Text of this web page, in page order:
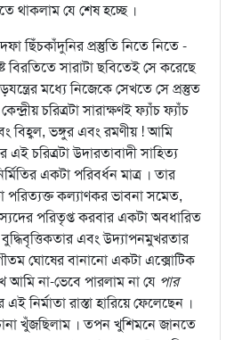
থাকলাম যে শেষ হচ্ছে ।
ছিঁচকাঁদুনির প্রস্তুতি নিতে নিতে -
বিরতিতে সারাটা ছবিতেই সে করেছে
মধ্যে নিজেকে সেখতে সে প্রস্তুত
চরিত্রটা সারাক্ষণই ফ্যাঁচ ফ্যাঁচ
বিহ্বল, ভঙ্গুর এবং রমণীয় ! আমি
এই চরিত্রটা উদারতাবাদী সাহিত্য
একটা পরিবর্ধন মাত্র । তার
পরিত্যক্ত কল্যাণকর ভাবনা সমেত,
পরিতৃপ্ত করবার একটা অবধারিত
বুদ্ধিবৃত্তিকতার এবং উদ্যাপনমুখরতার
ঘোষের বানানো একটা এক্সোটিক
না-ভেবে পারলাম না যে পার
নির্মাতা রাস্তা হারিয়ে ফেলেছেন ।
খুঁজছিলাম । তপন খুশিমনে জানতে